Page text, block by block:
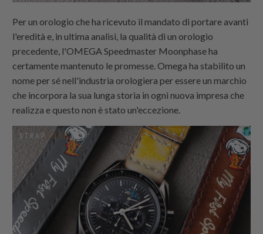
Per un orologio che ha ricevuto il mandato di portare avanti
l'eredità e, in ultima analisi, la qualità di un orologio
precedente, l'OMEGA Speedmaster Moonphase ha
certamente mantenuto le promesse. Omega ha stabilito un
nome per sé nell'industria orologiera per essere un marchio
che incorpora la sua lunga storia in ogni nuova impresa che
realizza e questo non è stato un'eccezione.